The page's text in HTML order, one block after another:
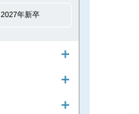
2027年新卒